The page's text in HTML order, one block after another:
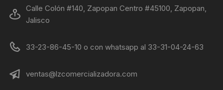
Calle Colón #140, Zapopan Centro #45100, Zapopan,
Jalisco
33-23-86-45-10 o con whatsapp al 33-31-04-24-63
ventas@lzcomercializadora.com